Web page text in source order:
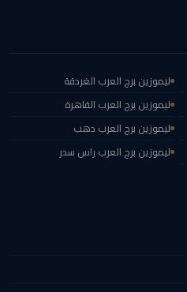
ليموزين برج العرب الغردقة
ليموزين برج العرب القاهرة
ليموزين برج العرب دهب
ليموزين برج العرب راس سدر